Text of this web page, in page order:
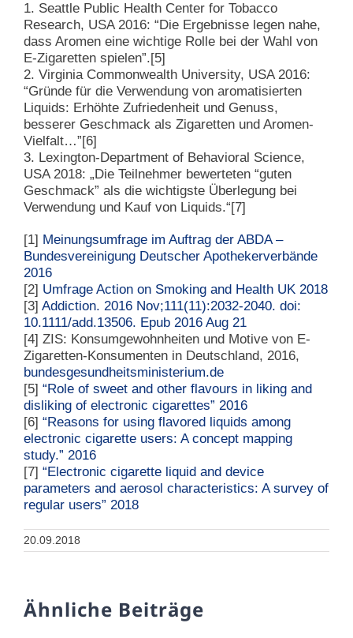
1. Seattle Public Health Center for Tobacco
Research, USA 2016: “Die Ergebnisse legen nahe,
dass Aromen eine wichtige Rolle bei der Wahl von
E-Zigaretten spielen”.[5]
2. Virginia Commonwealth University, USA 2016:
“Gründe für die Verwendung von aromatisierten
Liquids: Erhöhte Zufriedenheit und Genuss,
besserer Geschmack als Zigaretten und Aromen-
Vielfalt…”[6]
3. Lexington-Department of Behavioral Science,
USA 2018: „Die Teilnehmer bewerteten “guten
Geschmack” als die wichtigste Überlegung bei
Verwendung und Kauf von Liquids.“[7]
[1] Meinungsumfrage im Auftrag der ABDA –
Bundesvereinigung Deutscher Apothekerverbände
2016
[2] Umfrage Action on Smoking and Health UK 2018
[3] Addiction. 2016 Nov;111(11):2032-2040. doi:
10.1111/add.13506. Epub 2016 Aug 21
[4] ZIS: Konsumgewohnheiten und Motive von E-
Zigaretten-Konsumenten in Deutschland, 2016,
bundesgesundheitsministerium.de
[5] “Role of sweet and other flavours in liking and
disliking of electronic cigarettes” 2016
[6] “Reasons for using flavored liquids among
electronic cigarette users: A concept mapping
study.” 2016
[7] “Electronic cigarette liquid and device
parameters and aerosol characteristics: A survey of
regular users” 2018
20.09.2018
Ähnliche Beiträge